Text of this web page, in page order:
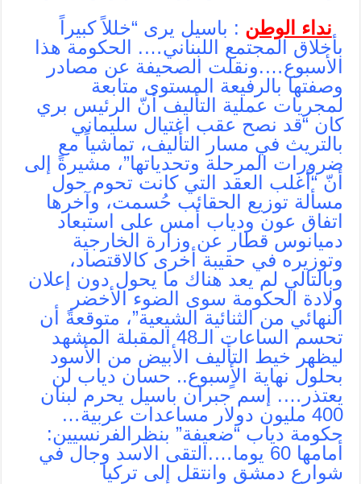
نداء الوطن : باسيل يرى “خللاً كبيراً
بأخلاق المجتمع اللبناني…. الحكومة هذا
الأسبوع….ونقلت الصحيفة عن مصادر
وصفتها بالرفيعة المستوى متابعة
لمجريات عملية التأليف أنّ الرئيس بري
كان “قد نصح عقب اغتيال سليماني
بالتريث في مسار التأليف، تماشياً مع
ضرورات المرحلة وتحدياتها”، مشيرةً إلى
أنّ “أغلب العقد التي كانت تحوم حول
مسألة توزيع الحقائب حُسمت، وآخرها
اتفاق عون ودياب أمس على استبعاد
دميانوس قطار عن وزارة الخارجية
وتوزيره في حقيبة أخرى كالاقتصاد،
وبالتالي لم يعد هناك ما يحول دون إعلان
ولادة الحكومة سوى الضوء الأخضر
النهائي من الثنائية الشيعية”، متوقعةً أن
تحسم الساعات الـ48 المقبلة المشهد
ليظهر خيط التأليف الأبيض من الأسود
بحلول نهاية الأٍسبوع.. حسان دياب لن
يعتذر…. إسم جبران باسيل يحرم لبنان
400 مليون دولار مساعدات عربية…
حكومة دياب “ضعيفة” بنظرالفرنسيين:
أمامها 60 يوما….التقى الاسد وجال في
شوارع دمشق وانتقل إلى تركيا